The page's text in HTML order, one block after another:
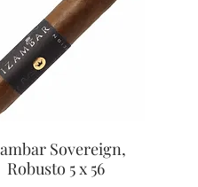
Sovereign,
Robusto 5 x 56